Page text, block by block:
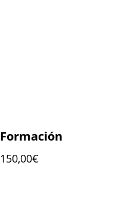
Formación
150,00€